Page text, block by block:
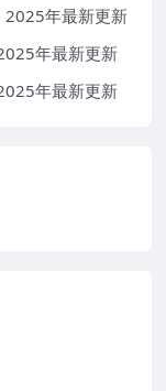
2025年最新更新
年最新更新
年最新更新